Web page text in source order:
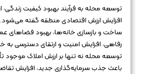
توسعه محله به فرآیند بهبود کیفیت زندگی،
افزایش ارزش اقتصادی منطقه گفته می‌شود.
ساخت و بازسازی خانه‌ها، بهبود فضاهای
رفاهی، افزایش امنیت و ارتقای دسترسی
توسعه محله نه تنها بر ارزش املاک موجود
باعث جذب سرمایه‌گذاری جدید، افزایش